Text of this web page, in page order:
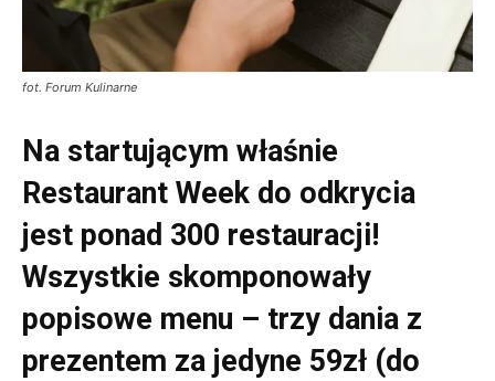
fot. Forum Kulinarne
Na startującym właśnie
Restaurant Week do odkrycia
jest ponad 300 restauracji!
Wszystkie skomponowały
popisowe menu – trzy dania z
prezentem za jedyne 59zł (do